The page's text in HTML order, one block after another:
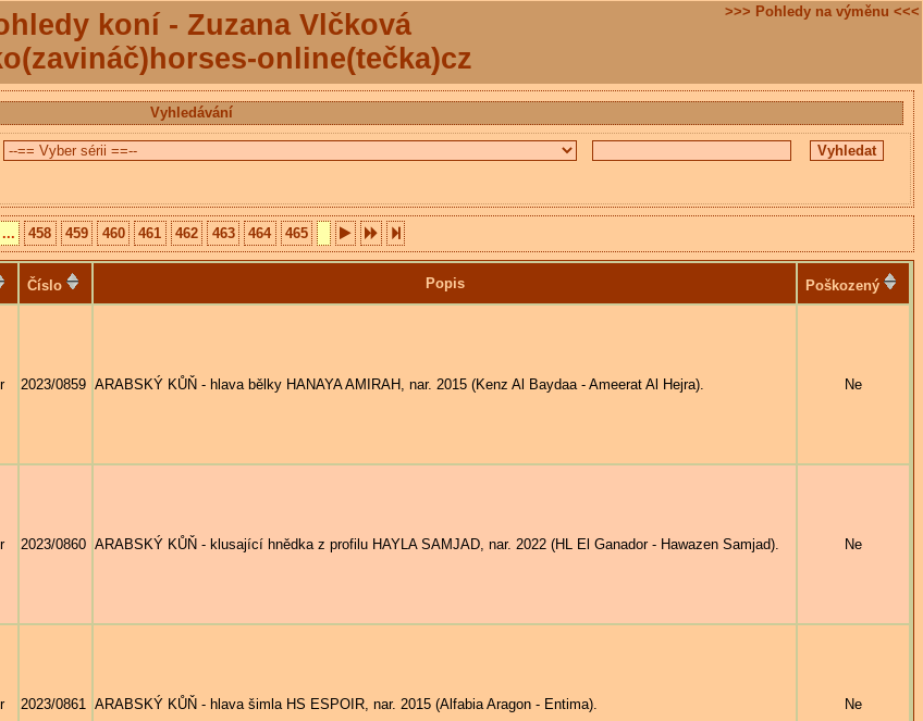
koní - Zuzana Vlčková
online(tečka)cz
>>> Pohledy na výměnu <<<
Vyhledávání
... 458 459 460 461 462 463 464 465
Číslo Popis Poškozený
2023/0859 ARABSKÝ KŮŇ - hlava bělky HANAYA AMIRAH, nar. 2015 (Kenz Al Baydaa - Ameerat Al Hejra). Ne
2023/0860 ARABSKÝ KŮŇ - klusající hnědka z profilu HAYLA SAMJAD, nar. 2022 (HL El Ganador - Hawazen Samjad). Ne
2023/0861 ARABSKÝ KŮŇ - hlava šimla HS ESPOIR, nar. 2015 (Alfabia Aragon - Entima). Ne